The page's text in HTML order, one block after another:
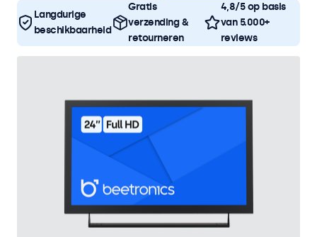
Langdurige
beschikbaarheid
Gratis
verzending &
retourneren
4,8/5 op basis
van 5.000+
reviews